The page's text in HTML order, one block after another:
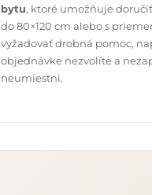
bytu, ktoré umožňuje
do 80×120 cm alebo s
vyžadovať drobná pomoc,
objednávke nezvolíte a
neumiestni.